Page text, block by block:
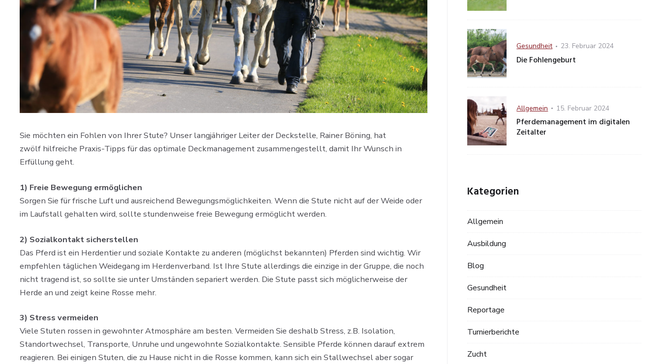
Sie möchten ein Fohlen von Ihrer Stute? Unser langjähriger Leiter der Deckstelle, Rainer Böning, hat
zwölf hilfreiche Praxis-Tipps für das optimale Deckmanagement zusammengestellt, damit Ihr Wunsch in
Erfüllung geht. ​
1) Freie Bewegung ermöglichen ​
Sorgen Sie für frische Luft und ausreichend Bewegungsmöglichkeiten. Wenn die Stute nicht auf der Weide oder
im Laufstall gehalten wird, sollte stundenweise freie Bewegung ermöglicht werden.
2) Sozialkontakt sicherstellen
Das Pferd ist ein Herdentier und soziale Kontakte zu anderen (möglichst bekannten) Pferden sind wichtig. Wir
empfehlen täglichen Weidegang im Herdenverband. Ist Ihre Stute allerdings die einzige in der Gruppe, die noch
nicht tragend ist, so sollte sie unter Umständen separiert werden. Die Stute passt sich möglicherweise der
Herde an und zeigt keine Rosse mehr.
3) Stress vermeiden​
Viele Stuten rossen in gewohnter Atmosphäre am besten. Vermeiden Sie deshalb Stress, z.B. Isolation,
Standortwechsel, Transporte, Unruhe und ungewohnte Sozialkontakte. Sensible Pferde können darauf extrem
reagieren. Bei einigen Stuten, die zu Hause nicht in die Rosse kommen, kann sich ein Stallwechsel aber sogar
Category
Gesundheit
Posted
on
23. Februar 2024
Die Fohlengeburt
Category
Allgemein
Posted
15. Februar 2024
Pferdemanagement im digitalen
Zeitalter
Kategorien
Allgemein
Ausbildung
Blog
Gesundheit
Reportage
Turnierberichte
Zucht